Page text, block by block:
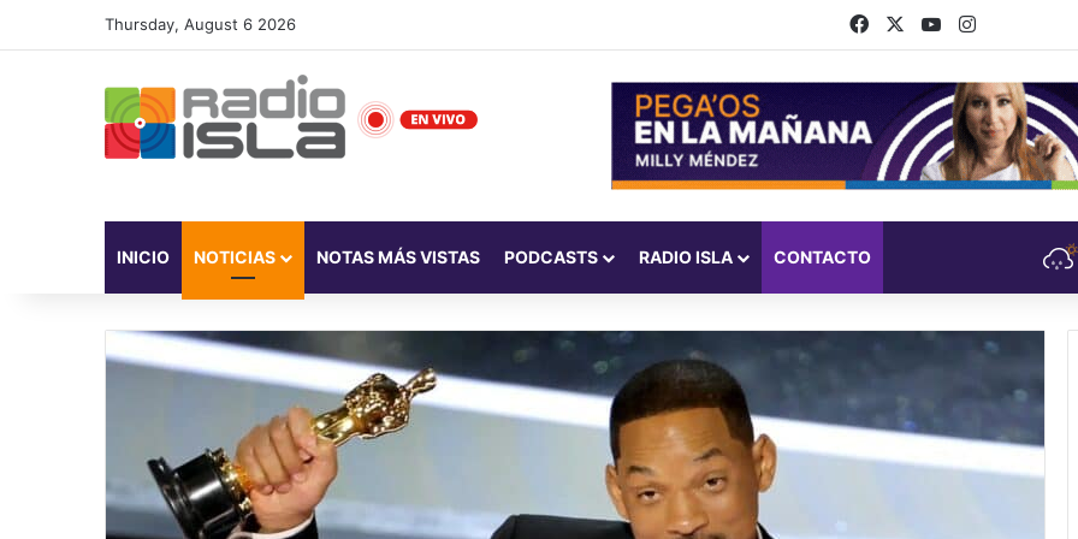
Thursday, August 6 2026 FacebookYouTubeInstagram
INICIO NOTICIAS NOTAS MÁS VISTAS PODCASTS RADIO ISLA CONTACTO